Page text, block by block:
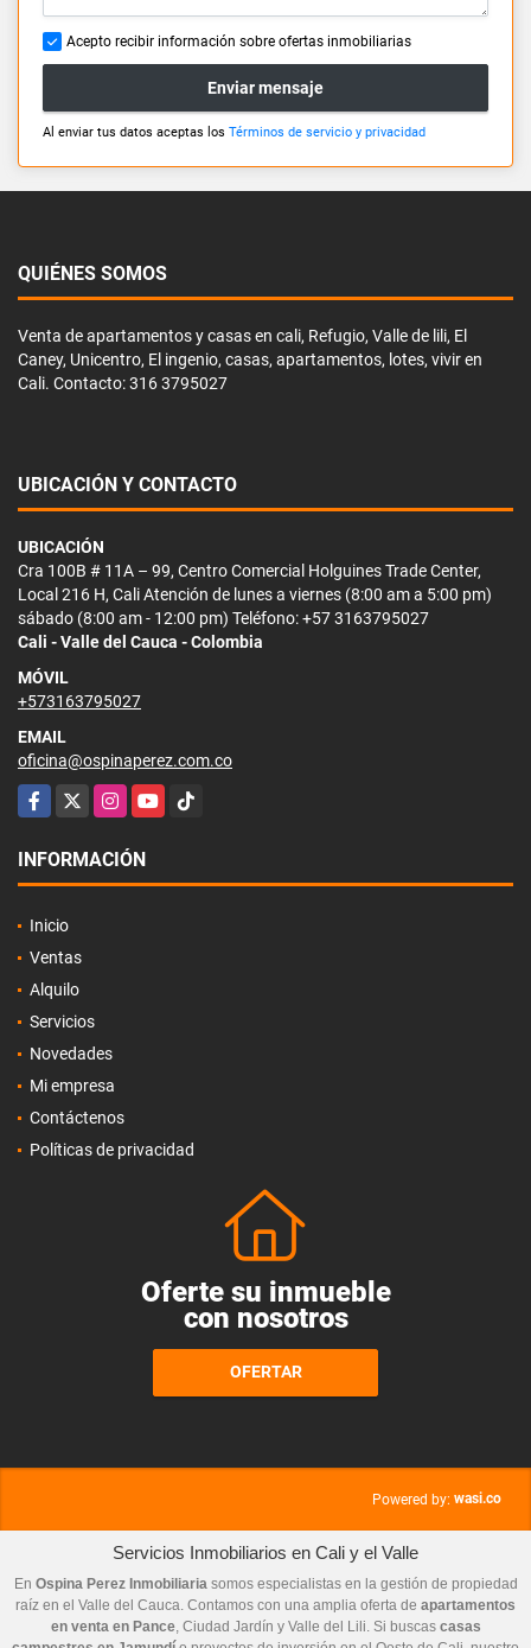
Acepto recibir información sobre ofertas inmobiliarias
Enviar mensaje
Al enviar tus datos aceptas los Términos de servicio y privacidad
QUIÉNES SOMOS
Venta de apartamentos y casas en cali, Refugio, Valle de lili, El
Caney, Unicentro, El ingenio, casas, apartamentos, lotes, vivir en
Cali. Contacto: 316 3795027
UBICACIÓN Y CONTACTO
UBICACIÓN
Cra 100B # 11A – 99, Centro Comercial Holguines Trade Center,
Local 216 H, Cali Atención de lunes a viernes (8:00 am a 5:00 pm)
sábado (8:00 am - 12:00 pm) Teléfono: +57 3163795027
Cali - Valle del Cauca - Colombia
MÓVIL
+573163795027
EMAIL
oficina@ospinaperez.com.co
Facebook
X InstagramYouTubeTikTok
INFORMACIÓN
Inicio
Ventas
Alquilo
Servicios
Novedades
Mi empresa
Contáctenos
Políticas de privacidad
Oferte su inmueble
con nosotros
OFERTAR
Powered by: wasi.co
Servicios Inmobiliarios en Cali y el Valle
En Ospina Perez Inmobiliariasomos especialistas en la gestión de propiedad
raíz en el Valle del Cauca. Contamos con una amplia oferta de apartamentos
en venta en Pance, Ciudad Jardín y Valle del Lili. Si buscas casas